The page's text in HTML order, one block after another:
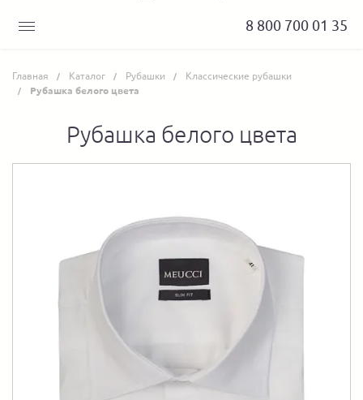
8 800 700 01 35
Главная Каталог Рубашки Классические рубашки
Рубашка белого цвета
Рубашка белого цвета